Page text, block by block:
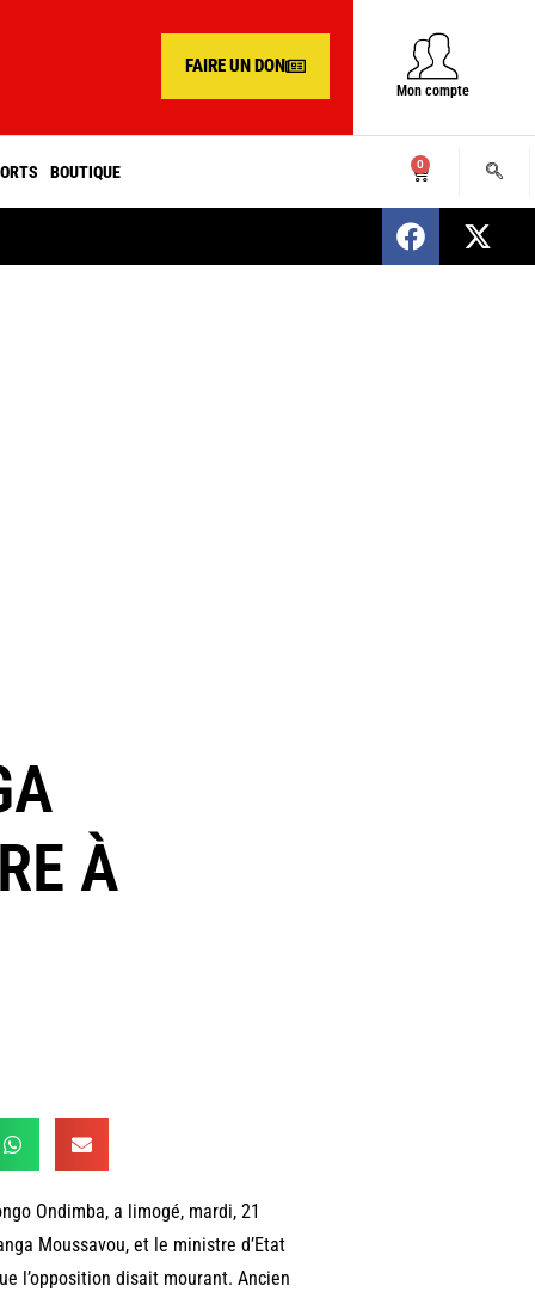
FAIRE UN DON
Mon compte
BOUTIQUE 0
SENEGAL : Nomination d’un nouveau
À
Ondimba, a limogé, mardi, 21
Moussavou, et le ministre d’Etat
l’opposition disait mourant. Ancien